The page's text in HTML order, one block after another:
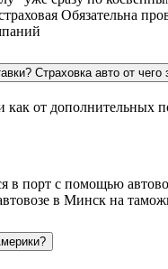
Обязательна
Страховка авто от
от дополнительных
в порт с помощью
в Минск на